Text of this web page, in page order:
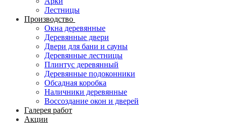
Лестницы
Производство
Окна деревянные
Деревянные двери
Двери для бани и сауны
Деревянные лестницы
Плинтус деревянный
Деревянные подоконники
Обсадная коробка
Наличники деревянные
Воссоздание окон и дверей
Галерея работ
Акции